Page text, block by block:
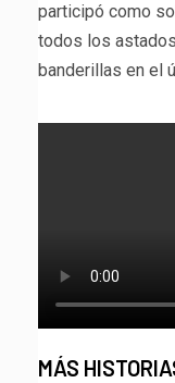
participó como
todos los
banderillas en el
MÁS